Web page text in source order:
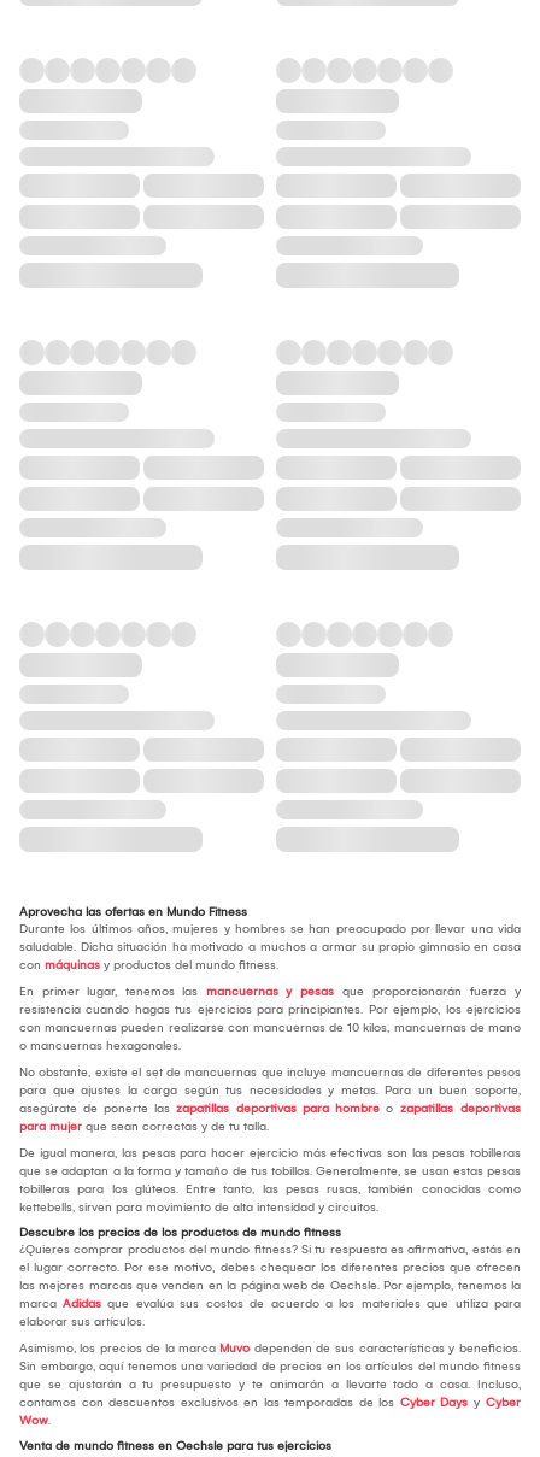
Aprovecha las ofertas en Mundo Fitness
Durante los últimos años, mujeres y hombres se han preocupado por llevar una vida
saludable. Dicha situación ha motivado a muchos a armar su propio gimnasio en casa
con máquinas y productos del mundo fitness.
En primer lugar, tenemos las mancuernas y pesas que proporcionarán fuerza y
resistencia cuando hagas tus ejercicios para principiantes. Por ejemplo, los ejercicios
con mancuernas pueden realizarse con mancuernas de 10 kilos, mancuernas de mano
o mancuernas hexagonales.
No obstante, existe el set de mancuernas que incluye mancuernas de diferentes pesos
para que ajustes la carga según tus necesidades y metas. Para un buen soporte,
asegúrate de ponerte las zapatillas deportivas para hombre o zapatillas deportivas
para mujer que sean correctas y de tu talla.
De igual manera, las pesas para hacer ejercicio más efectivas son las pesas tobilleras
que se adaptan a la forma y tamaño de tus tobillos. Generalmente, se usan estas pesas
tobilleras para los glúteos. Entre tanto, las pesas rusas, también conocidas como
kettebells, sirven para movimiento de alta intensidad y circuitos.
Descubre los precios de los productos de mundo fitness
¿Quieres comprar productos del mundo fitness? Si tu respuesta es afirmativa, estás en
el lugar correcto. Por ese motivo, debes chequear los diferentes precios que ofrecen
las mejores marcas que venden en la página web de Oechsle. Por ejemplo, tenemos la
marca Adidas que evalúa sus costos de acuerdo a los materiales que utiliza para
elaborar sus artículos.
Asimismo, los precios de la marca Muvo dependen de sus características y beneficios.
Sin embargo, aquí tenemos una variedad de precios en los artículos del mundo fitness
que se ajustarán a tu presupuesto y te animarán a llevarte todo a casa. Incluso,
contamos con descuentos exclusivos en las temporadas de los Cyber Days y Cyber
Wow.
Venta de mundo fitness en Oechsle para tus ejercicios